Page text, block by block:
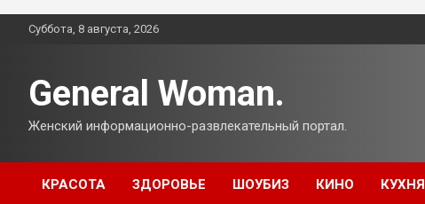
ПерейтиСуббота, 8 августа, 2026
General Woman.
Женский информационно-развлекательный портал.
КРАСОТА ЗДОРОВЬЕ ШОУБИЗ КИНО КУХНЯ